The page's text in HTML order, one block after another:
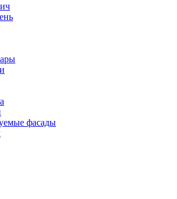
фасады